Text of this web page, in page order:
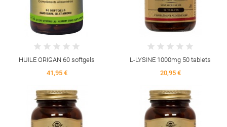
HUILE ORIGAN 60 softgels
41,95 €
L-LYSINE 1000mg 50 tablets
20,95 €